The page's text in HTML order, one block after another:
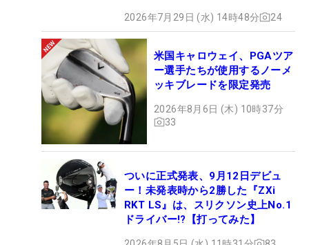
2026年7月29日 (水) 14時48分 24
米国キャロウェイ、PGAツア
ー選手たちが使用するノーメ
ッキブレードを限定発売
2026年8月6日 (木) 10時37分
33
ついに正式発表、9月12日デビュ
ー！未発表時から2勝した『ZXi
RKT LS』は、スリクソン史上No.1
ドライバー!?【打ってみた】